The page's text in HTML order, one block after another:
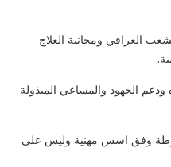
العراقي ومجانية العلاج
ودعم الجهود والمساعي المبذولة
وفق اسس مهنية وليس على